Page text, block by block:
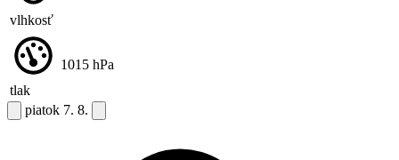
vlhkosť
tlak
1015 hPa
piatok 7. 8.